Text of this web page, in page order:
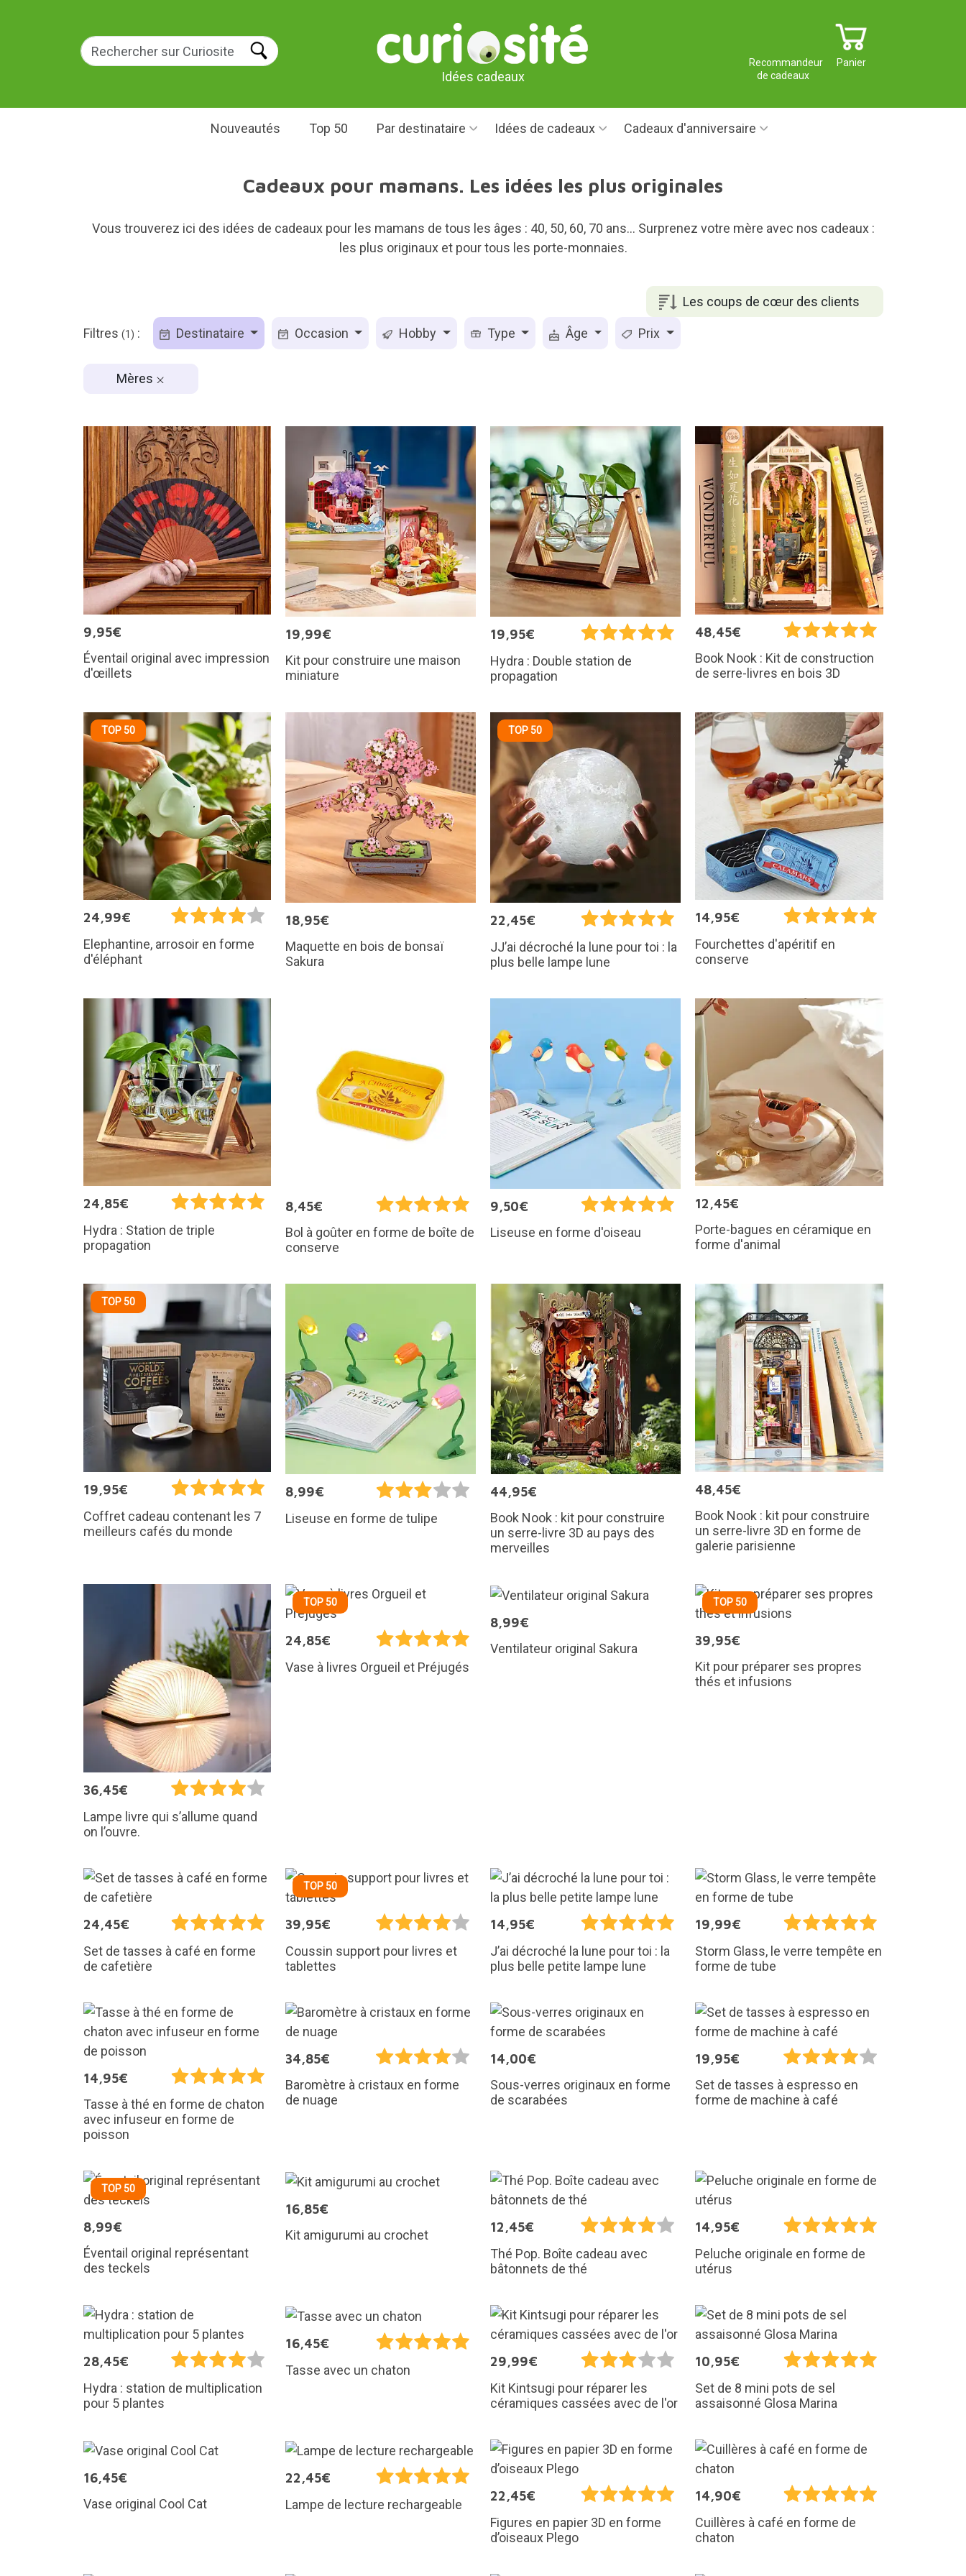
Idées cadeaux
Panier
Recommandeur
de cadeaux
Nouveautés Top 50 Par destinataire Idées de cadeaux Cadeaux d'anniversaire
Cadeaux pour mamans. Les idées les plus originales
Vous trouverez ici des idées de cadeaux pour les mamans de tous les âges : 40, 50, 60, 70 ans... Surprenez votre mère avec nos cadeaux :
les plus originaux et pour tous les porte-monnaies.
Les coups de cœur des clients
Filtres (1) : Destinataire Occasion Hobby Type Âge Prix
Mères
9,95€
Éventail original avec impression
d'œillets
19,99€
Kit pour construire une maison
miniature
19,95€
Hydra : Double station de
propagation
48,45€
Book Nook : Kit de construction
de serre-livres en bois 3D
TOP 50
24,99€
Elephantine, arrosoir en forme
d'éléphant
18,95€
Maquette en bois de bonsaï
Sakura
TOP 50
22,45€
JJ’ai décroché la lune pour toi : la
plus belle lampe lune
14,95€
Fourchettes d'apéritif en
conserve
24,85€
Hydra : Station de triple
propagation
8,45€
Bol à goûter en forme de boîte de
conserve
9,50€
Liseuse en forme d'oiseau
12,45€
Porte-bagues en céramique en
forme d'animal
TOP 50
19,95€
Coffret cadeau contenant les 7
meilleurs cafés du monde
8,99€
Liseuse en forme de tulipe
44,95€
Book Nook : kit pour construire
un serre-livre 3D au pays des
merveilles
48,45€
Book Nook : kit pour construire
un serre-livre 3D en forme de
galerie parisienne
36,45€
Lampe livre qui s’allume quand
on l’ouvre.
TOP 50
24,85€
Vase à livres Orgueil et Préjugés
8,99€
Ventilateur original Sakura
TOP 50
39,95€
Kit pour préparer ses propres
thés et infusions
24,45€
Set de tasses à café en forme
de cafetière
TOP 50
39,95€
Coussin support pour livres et
tablettes
14,95€
J’ai décroché la lune pour toi : la
plus belle petite lampe lune
19,99€
Storm Glass, le verre tempête en
forme de tube
14,95€
Tasse à thé en forme de chaton
avec infuseur en forme de
poisson
34,85€
Baromètre à cristaux en forme
de nuage
14,00€
Sous-verres originaux en forme
de scarabées
19,95€
Set de tasses à espresso en
forme de machine à café
TOP 50
8,99€
Éventail original représentant
des teckels
16,85€
Kit amigurumi au crochet
12,45€
Thé Pop. Boîte cadeau avec
bâtonnets de thé
14,95€
Peluche originale en forme de
utérus
28,45€
Hydra : station de multiplication
pour 5 plantes
16,45€
Tasse avec un chaton
29,99€
Kit Kintsugi pour réparer les
céramiques cassées avec de l'or
10,95€
Set de 8 mini pots de sel
assaisonné Glosa Marina
16,45€
Vase original Cool Cat
22,45€
Lampe de lecture rechargeable
22,45€
Figures en papier 3D en forme
d’oiseaux Plego
14,90€
Cuillères à café en forme de
chaton